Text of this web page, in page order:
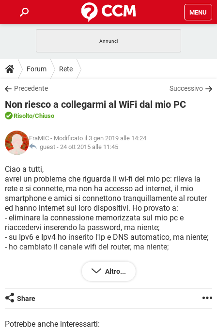
MENU
INTRATTENIMENTO
iOS
INSTAGRAM WHATSAPP
TIKTOK
HARDWARE
GUIDE
COVID-19
iOS
INSTAGRAM
TIKTOK FACEBOOK
DOWNLOAD
COVID-19 GAMING
INTRATTENIMENTO
iOS WINDOWS 10
INSTAGRAM
TIKTOK
HARDWARE
FORUM
COVID-19
INTRATTENIMENTO ANDROID
INSTAGRAM WHATSAPP
TIKTOK FACEBOOK
HARDWARE
GLOSSARIO
COVID-19
INTRATTENIMENTO
iOS WINDOWS 10
INSTAGRAM WHATSAPP
TIKTOK FACEBOOK
HARDWARE
Forum Rete
Precedente Successivo
Non riesco a collegarmi al WiFi dal mio PC
Risolto/Chiuso
FraMIC - Modificato il 3 gen 2019 alle 14:24
guest - 24 ott 2015 alle 11:45
Ciao a tutti,
avrei un problema che riguarda il wi-fi del mio pc: rileva la
rete e si connette, ma non ha accesso ad internet, il mio
smartphone e amici si connettono tranquillamente al router
ed hanno internet sui loro dispositivi. Ho provato a:
- eliminare la connessione memorizzata sul mio pc e
riaccedervi inserendo la password, ma niente;
- su Ipv6 e Ipv4 ho inserito l'Ip e DNS automatico, ma niente;
- ho cambiato il canale wifi del router, ma niente;
Ho notato che togliendo la password di accesso al mio
router riesco a connettermi ad internet.
Vi ringrazio infinitivamente per il tempo che mi dedicherete.
Altro...
Share
Potrebbe anche interessarti: